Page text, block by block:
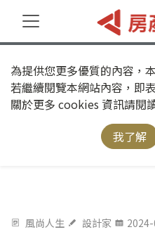
為提供您更多優質的內容，
若繼續閱覽本網站內容，即
關於更多 cookies 資訊請閱
我了解
風尚人生 設計家